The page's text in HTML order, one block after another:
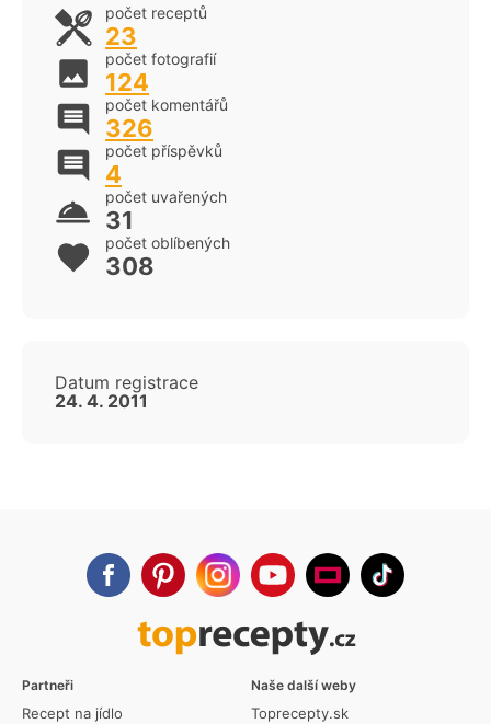
počet receptů
23
počet fotografií
124
počet komentářů
326
počet příspěvků
4
počet uvařených
31
počet oblíbených
308
Datum registrace
24. 4. 2011
Partneři
Recept na jídlo
Naše další weby
Toprecepty.sk